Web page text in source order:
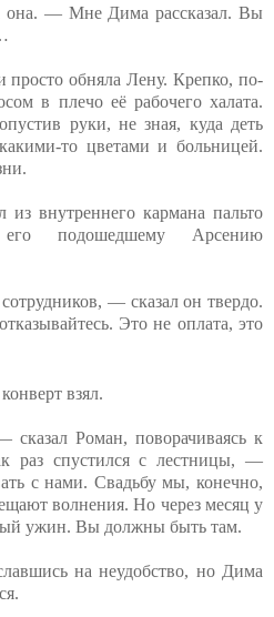
— Мне Дима рассказал. Вы
просто обняла Лену. Крепко, по-
в плечо её рабочего халата.
руки, не зная, куда деть
то цветами и больницей.
внутреннего кармана пальто
подошедшему Арсению
— сказал он твердо.
Это не оплата, это
взял.
Роман, поворачиваясь к
раз спустился с лестницы, —
с нами. Свадьбу мы, конечно,
волнения. Но через месяц у
ужин. Вы должны быть там.
на неудобство, но Дима